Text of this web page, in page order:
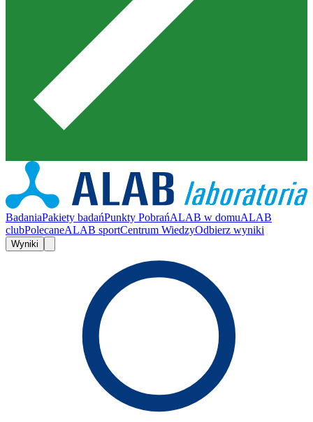
BadaniaPakiety badańPunkty PobrańALAB w domuALAB
clubPolecaneALAB sportCentrum WiedzyOdbierz wyniki
Wyniki